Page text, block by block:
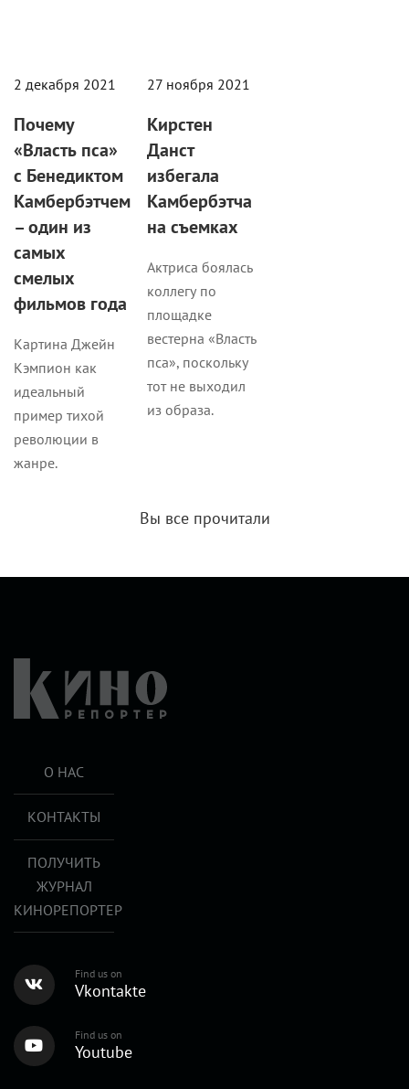
2 декабря 2021
Почему
«Власть пса»
с Бенедиктом
Камбербэтчем
– один из
самых
смелых
фильмов года
Картина Джейн
Кэмпион как
идеальный
пример тихой
революции в
жанре.
27 ноября 2021
Кирстен
Данст
избегала
Камбербэтча
на съемках
Актриса боялась
коллегу по
площадке
вестерна «Власть
пса», поскольку
тот не выходил
из образа.
Вы все прочитали
О НАС
КОНТАКТЫ
ПОЛУЧИТЬ
ЖУРНАЛ
КИНОРЕПОРТЕР
Find us on
Vkontakte
Find us on
Youtube